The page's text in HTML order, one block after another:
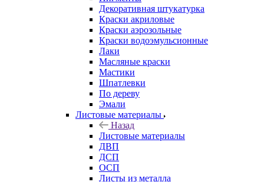
Декоративная штукатурка
Краски акриловые
Краски аэрозольные
Краски водоэмульсионные
Лаки
Масляные краски
Мастики
Шпатлевки
По дереву
Эмали
Листовые материалы
Назад
Листовые материалы
ДВП
ДСП
ОСП
Листы из металла